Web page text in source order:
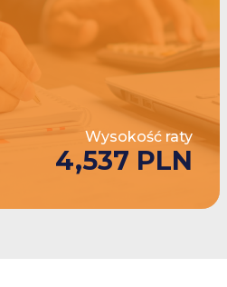
Wysokość raty
4,537 PLN